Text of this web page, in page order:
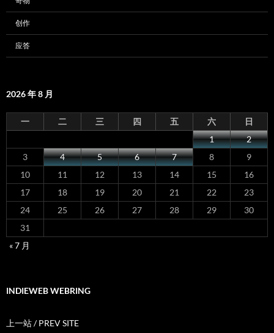
创作
应答
2026 年 8 月
一 二 三 四 五 六
日
1
2
3
4 5 6 7 8
9
10
11 12 13 14 15
16
17
18 19 20 21 22
23
24
25 26 27 28 29
30
31
« 7 月
INDIEWEB WEBRING
上一站 / PREV SITE